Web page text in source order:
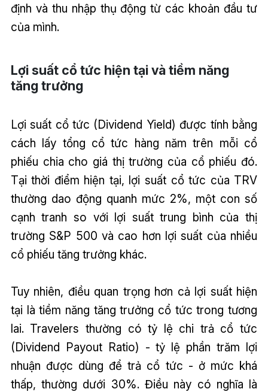
định và thu nhập thụ động từ các khoản đầu tư
của mình.
Lợi suất cổ tức hiện tại và tiềm năng
tăng trưởng
Lợi suất cổ tức (Dividend Yield) được tính bằng
cách lấy tổng cổ tức hàng năm trên mỗi cổ
phiếu chia cho giá thị trường của cổ phiếu đó.
Tại thời điểm hiện tại, lợi suất cổ tức của TRV
thường dao động quanh mức 2%, một con số
cạnh tranh so với lợi suất trung bình của thị
trường S&P 500 và cao hơn lợi suất của nhiều
cổ phiếu tăng trưởng khác.
Tuy nhiên, điều quan trọng hơn cả lợi suất hiện
tại là tiềm năng tăng trưởng cổ tức trong tương
lai. Travelers thường có tỷ lệ chi trả cổ tức
(Dividend Payout Ratio) - tỷ lệ phần trăm lợi
nhuận được dùng để trả cổ tức - ở mức khá
thấp, thường dưới 30%. Điều này có nghĩa là